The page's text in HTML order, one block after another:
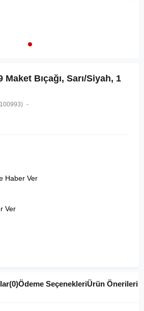
Bıçağı, Sarı/Siyah, 1
Haber Ver
Ver
(0)Ödeme SeçenekleriÜrün Önerileri